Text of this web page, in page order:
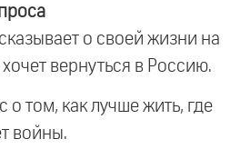
о своей жизни на
вернуться в Россию.
о том, как лучше жить, где
войны.